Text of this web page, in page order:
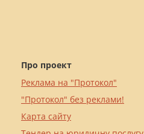
Про проект
Реклама на "Протокол"
"Протокол" без реклами!
Карта сайту